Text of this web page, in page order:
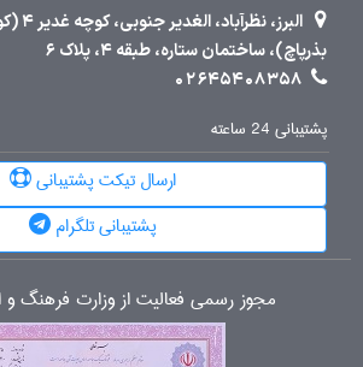
البرز،
بذرپاچ)، ساختمان ستاره، طبقه 4، پلاک 6
02645408358
پشتیبانی 24 ساعته
ارسال تیکت پشتیبانی
پشتیبانی تلگرام
مجوز رسمی فعالیت از وزارت فرهنگ و